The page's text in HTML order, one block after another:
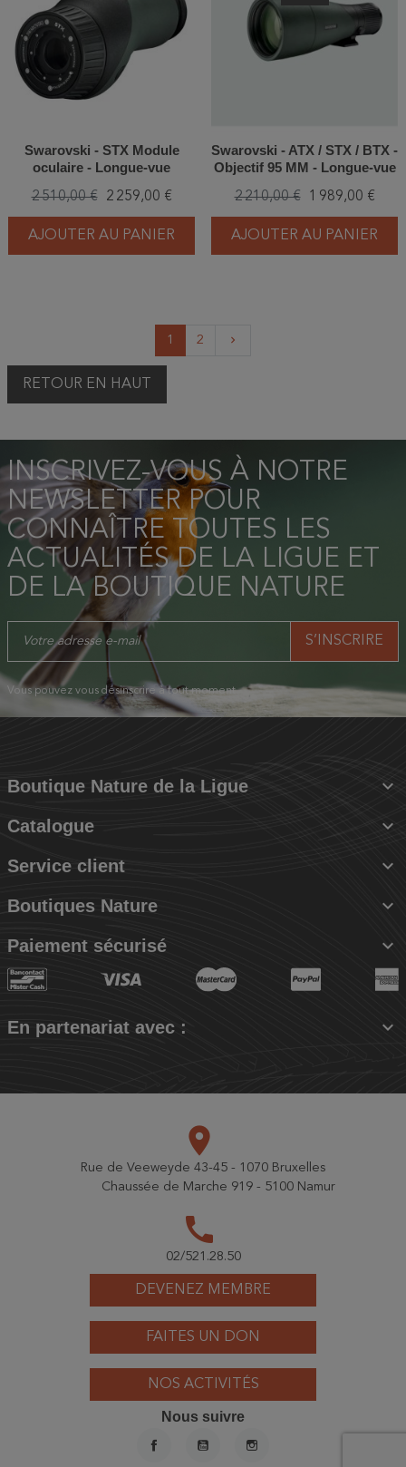
Swarovski - STX Module
oculaire - Longue-vue
2 510,00 € 2 259,00 €
AJOUTER AU PANIER
Swarovski - ATX / STX / BTX -
Objectif 95 MM - Longue-vue
2 210,00 € 1 989,00 €
AJOUTER AU PANIER
1 2 keyboard_arrow_right
RETOUR EN HAUT
INSCRIVEZ-VOUS À NOTRE
NEWSLETTER POUR
CONNAÎTRE TOUTES LES
ACTUALITÉS DE LA LIGUE ET
DE LA BOUTIQUE NATURE
Vous pouvez vous désinscrire à tout moment.
Boutique Nature de la Ligue 
Catalogue 
Service client 
Boutiques Nature 
Paiement sécurisé 
En partenariat avec : 
DEVENEZ MEMBRE
FAITES UN DON
NOS ACTIVITÉS
place
Rue de Veeweyde 43-45 - 1070 Bruxelles
Chaussée de Marche 919 - 5100 Namur
call
02/521.28.50
Nous suivre